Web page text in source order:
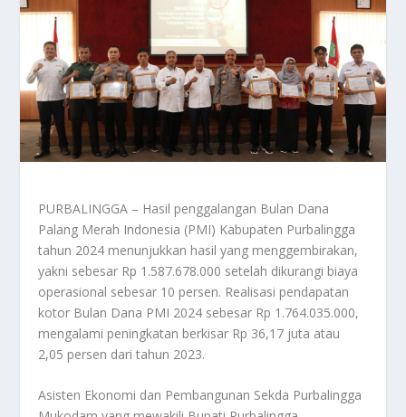
PURBALINGGA – Hasil penggalangan Bulan Dana
Palang Merah Indonesia (PMI) Kabupaten Purbalingga
tahun 2024 menunjukkan hasil yang menggembirakan,
yakni sebesar Rp 1.587.678.000 setelah dikurangi biaya
operasional sebesar 10 persen. Realisasi pendapatan
kotor Bulan Dana PMI 2024 sebesar Rp 1.764.035.000,
mengalami peningkatan berkisar Rp 36,17 juta atau
2,05 persen dari tahun 2023.
Asisten Ekonomi dan Pembangunan Sekda Purbalingga